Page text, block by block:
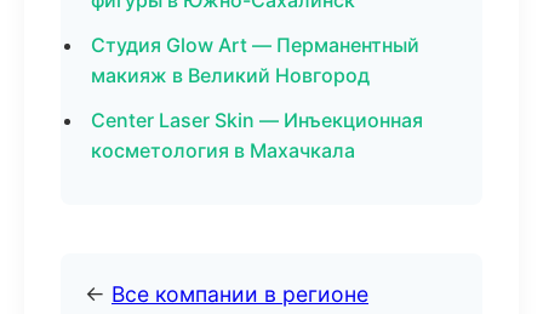
Студия Glow Art — Перманентный
макияж в Великий Новгород
Center Laser Skin — Инъекционная
косметология в Махачкала
← Все компании в регионе